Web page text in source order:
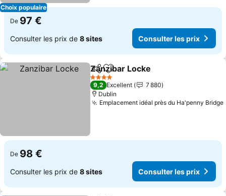
Choix populaire
De 97 €
Consulter les prix de 8 sites Consulter les prix
PartagerAjouter à mes favoris
Zanzibar Locke
4 Étoiles
9,2 Excellent
7 880
Dublin
Emplacement idéal près du Ha'penny Bridge
De 98 €
Consulter les prix de 8 sites Consulter les prix